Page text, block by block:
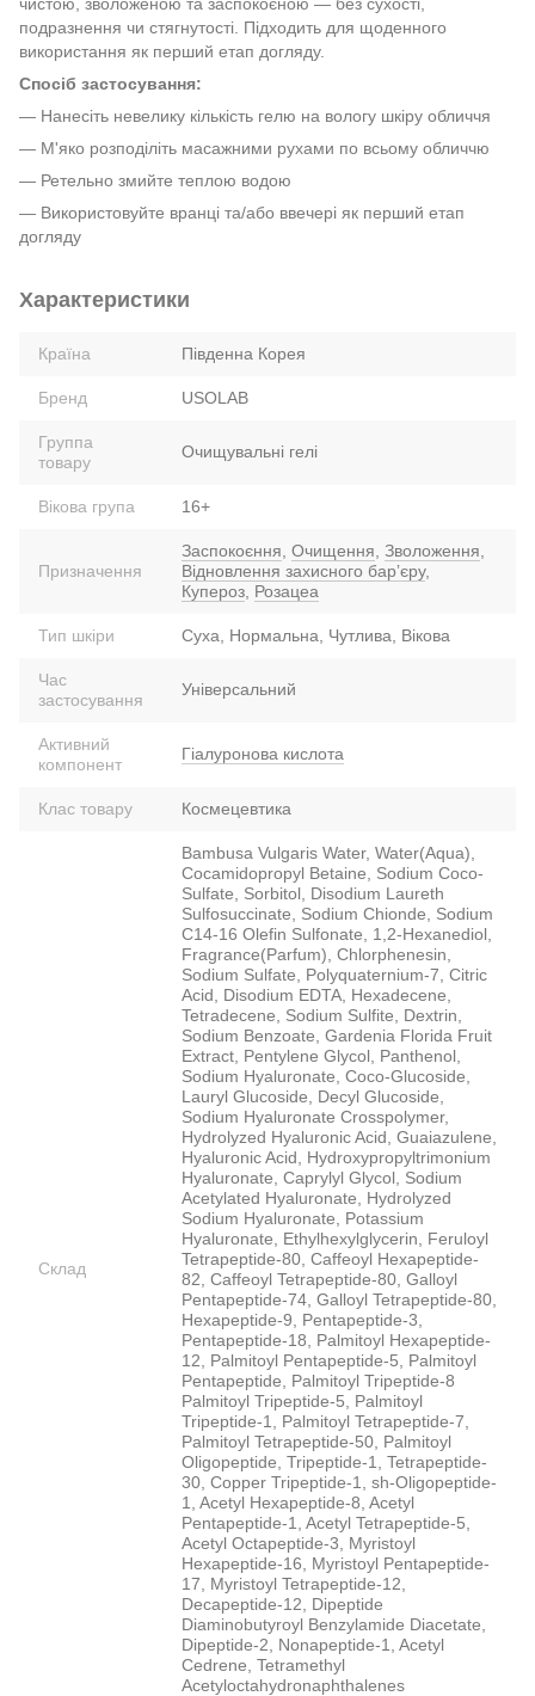
подразнення чи стягнутості. Підходить для щоденного
використання як перший етап догляду.
Спосіб застосування:
— Нанесіть невелику кількість гелю на вологу шкіру обличчя
— М'яко розподіліть масажними рухами по всьому обличчю
— Ретельно змийте теплою водою
— Використовуйте вранці та/або ввечері як перший етап
догляду
Характеристики
Країна Південна Корея
Бренд USOLAB
Группа
товару
Очищувальні гелі
Вікова група 16+
Призначення
Заспокоєння Очищення Зволоження
Відновлення захисного барʼєру,
Купероз Розацеа
Тип шкіри Суха, Нормальна, Чутлива, Вікова
Час
застосування
Універсальний
Активний
компонент
Гіалуронова кислота
Клас товару Космецевтика
Склад
Bambusa Vulgaris Water, Water(Aqua),
Cocamidopropyl Betaine, Sodium Coco-
Sulfate, Sorbitol, Disodium Laureth
Sulfosuccinate, Sodium Chionde, Sodium
C14-16 Olefin Sulfonate, 1,2-Hexanediol,
Fragrance(Parfum), Chlorphenesin,
Sodium Sulfate, Polyquaternium-7, Citric
Acid, Disodium EDTA, Hexadecene,
Tetradecene, Sodium Sulfite, Dextrin,
Sodium Benzoate, Gardenia Florida Fruit
Extract, Pentylene Glycol, Panthenol,
Sodium Hyaluronate, Coco-Glucoside,
Lauryl Glucoside, Decyl Glucoside,
Sodium Hyaluronate Crosspolymer,
Hydrolyzed Hyaluronic Acid, Guaiazulene,
Hyaluronic Acid, Hydroxypropyltrimonium
Hyaluronate, Caprylyl Glycol, Sodium
Acetylated Hyaluronate, Hydrolyzed
Sodium Hyaluronate, Potassium
Hyaluronate, Ethylhexylglycerin, Feruloyl
Tetrapeptide-80, Caffeoyl Hexapeptide-
82, Caffeoyl Tetrapeptide-80, Galloyl
Pentapeptide-74, Galloyl Tetrapeptide-80,
Hexapeptide-9, Pentapeptide-3,
Pentapeptide-18, Palmitoyl Hexapeptide-
12, Palmitoyl Pentapeptide-5, Palmitoyl
Pentapeptide, Palmitoyl Tripeptide-8
Palmitoyl Tripeptide-5, Palmitoyl
Tripeptide-1, Palmitoyl Tetrapeptide-7,
Palmitoyl Tetrapeptide-50, Palmitoyl
Oligopeptide, Tripeptide-1, Tetrapeptide-
30, Copper Tripeptide-1, sh-Oligopeptide-
1, Acetyl Hexapeptide-8, Acetyl
Pentapeptide-1, Acetyl Tetrapeptide-5,
Acetyl Octapeptide-3, Myristoyl
Hexapeptide-16, Myristoyl Pentapeptide-
17, Myristoyl Tetrapeptide-12,
Decapeptide-12, Dipeptide
Diaminobutyroyl Benzylamide Diacetate,
Dipeptide-2, Nonapeptide-1, Acetyl
Cedrene, Tetramethyl
Acetyloctahydronaphthalenes